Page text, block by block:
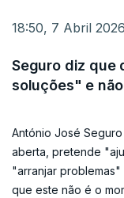
18:50, 7 Abril 2026
Seguro diz que
soluções" e
António José
aberta, pretende
"arranjar
que este não é o